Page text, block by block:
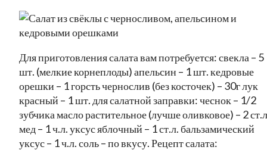
Для приготовления салата вам потребуется: свекла – 5
шт. (мелкие корнеплоды) апельсин – 1 шт. кедровые
орешки – 1 горсть чернослив (без косточек) – 30г лук
красный – 1 шт. для салатной заправки: чеснок – 1/2
зубчика масло растительное (лучше оливковое) – 2
мед – 1 ч.л. уксус яблочный – 1 ст.л. бальзамический
уксус – 1 ч.л. соль – по вкусу. Рецепт салата: